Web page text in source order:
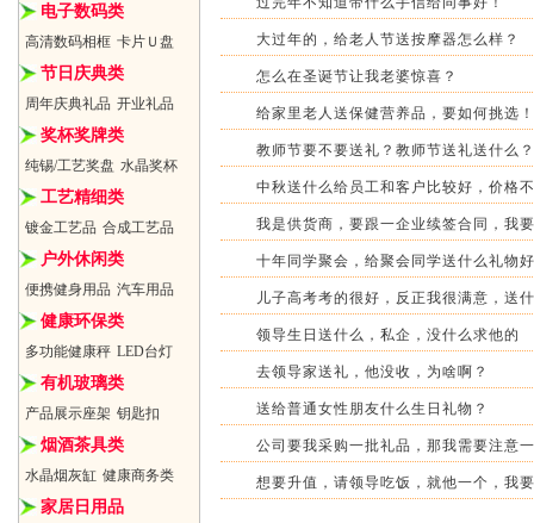
电子数码类
高清数码相框 卡片Ｕ盘
节日庆典类
周年庆典礼品 开业礼品
奖杯奖牌类
纯锡/工艺奖盘 水晶奖杯
工艺精细类
镀金工艺品 合成工艺品
户外休闲类
便携健身用品 汽车用品
健康环保类
多功能健康秤 LED台灯
有机玻璃类
产品展示座架 钥匙扣
烟酒茶具类
水晶烟灰缸 健康商务类
家居日用品
大过年的，给老人节送按摩器怎么样？
怎么在圣诞节让我老婆惊喜？
给家里老人送保健营养品，要如何挑选！
教师节要不要送礼？教师节送礼送什么？
中秋送什么给员工和客户比较好，价格
我是供货商，要跟一企业续签合同，我
十年同学聚会，给聚会同学送什么礼物
儿子高考考的很好，反正我很满意，送
领导生日送什么，私企，没什么求他的
去领导家送礼，他没收，为啥啊？
送给普通女性朋友什么生日礼物？
公司要我采购一批礼品，那我需要注意
想要升值，请领导吃饭，就他一个，我